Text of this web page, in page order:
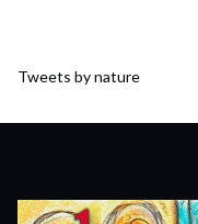
Tweets by nature